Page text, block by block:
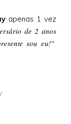
apenas 1 vez
de 2 anos
sou eu!"